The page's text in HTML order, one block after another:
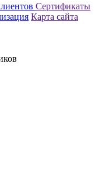
Сертификаты
Карта сайта